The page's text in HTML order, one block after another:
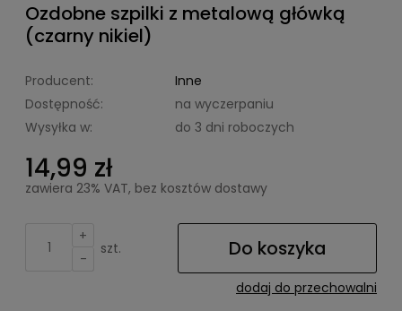
Ozdobne szpilki z metalową główką
(czarny nikiel)
Producent:
Inne
Dostępność:
na wyczerpaniu
Wysyłka w:
do 3 dni roboczych
14,99 zł
zawiera 23% VAT, bez kosztów dostawy
+
-
szt. Do koszyka
dodaj do przechowalni